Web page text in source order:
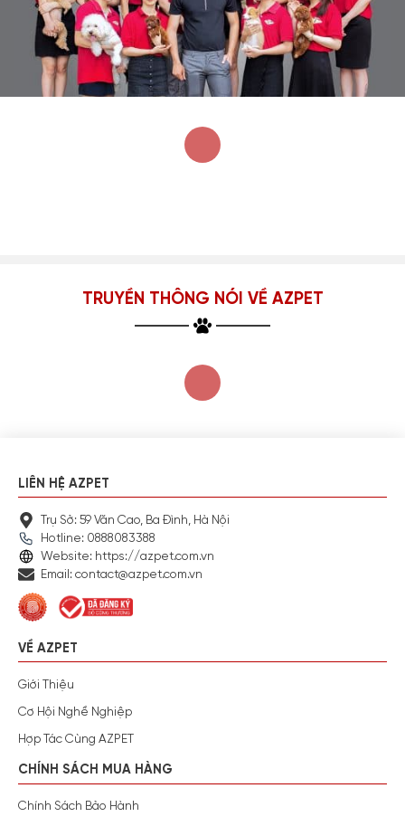
TRUYỀN THÔNG NÓI VỀ AZPET
LIÊN HỆ AZPET
Trụ Sở: 59 Văn Cao, Ba Đình, Hà Nội
Hotline: 0888083388
Website: https://azpet.com.vn
Email: contact@azpet.com.vn
VỀ AZPET
Giới Thiệu
Cơ Hội Nghề Nghiệp
Hợp Tác Cùng AZPET
CHÍNH SÁCH MUA HÀNG
Chính Sách Bảo Hành